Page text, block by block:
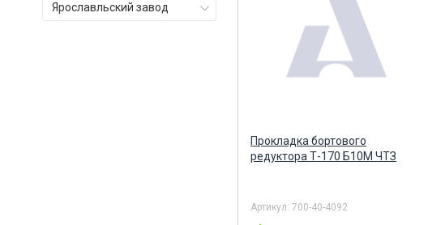
Ярославльский завод
Прокладка бортового
редуктора Т-170 Б10М ЧТЗ
Артикул: 700-40-4092